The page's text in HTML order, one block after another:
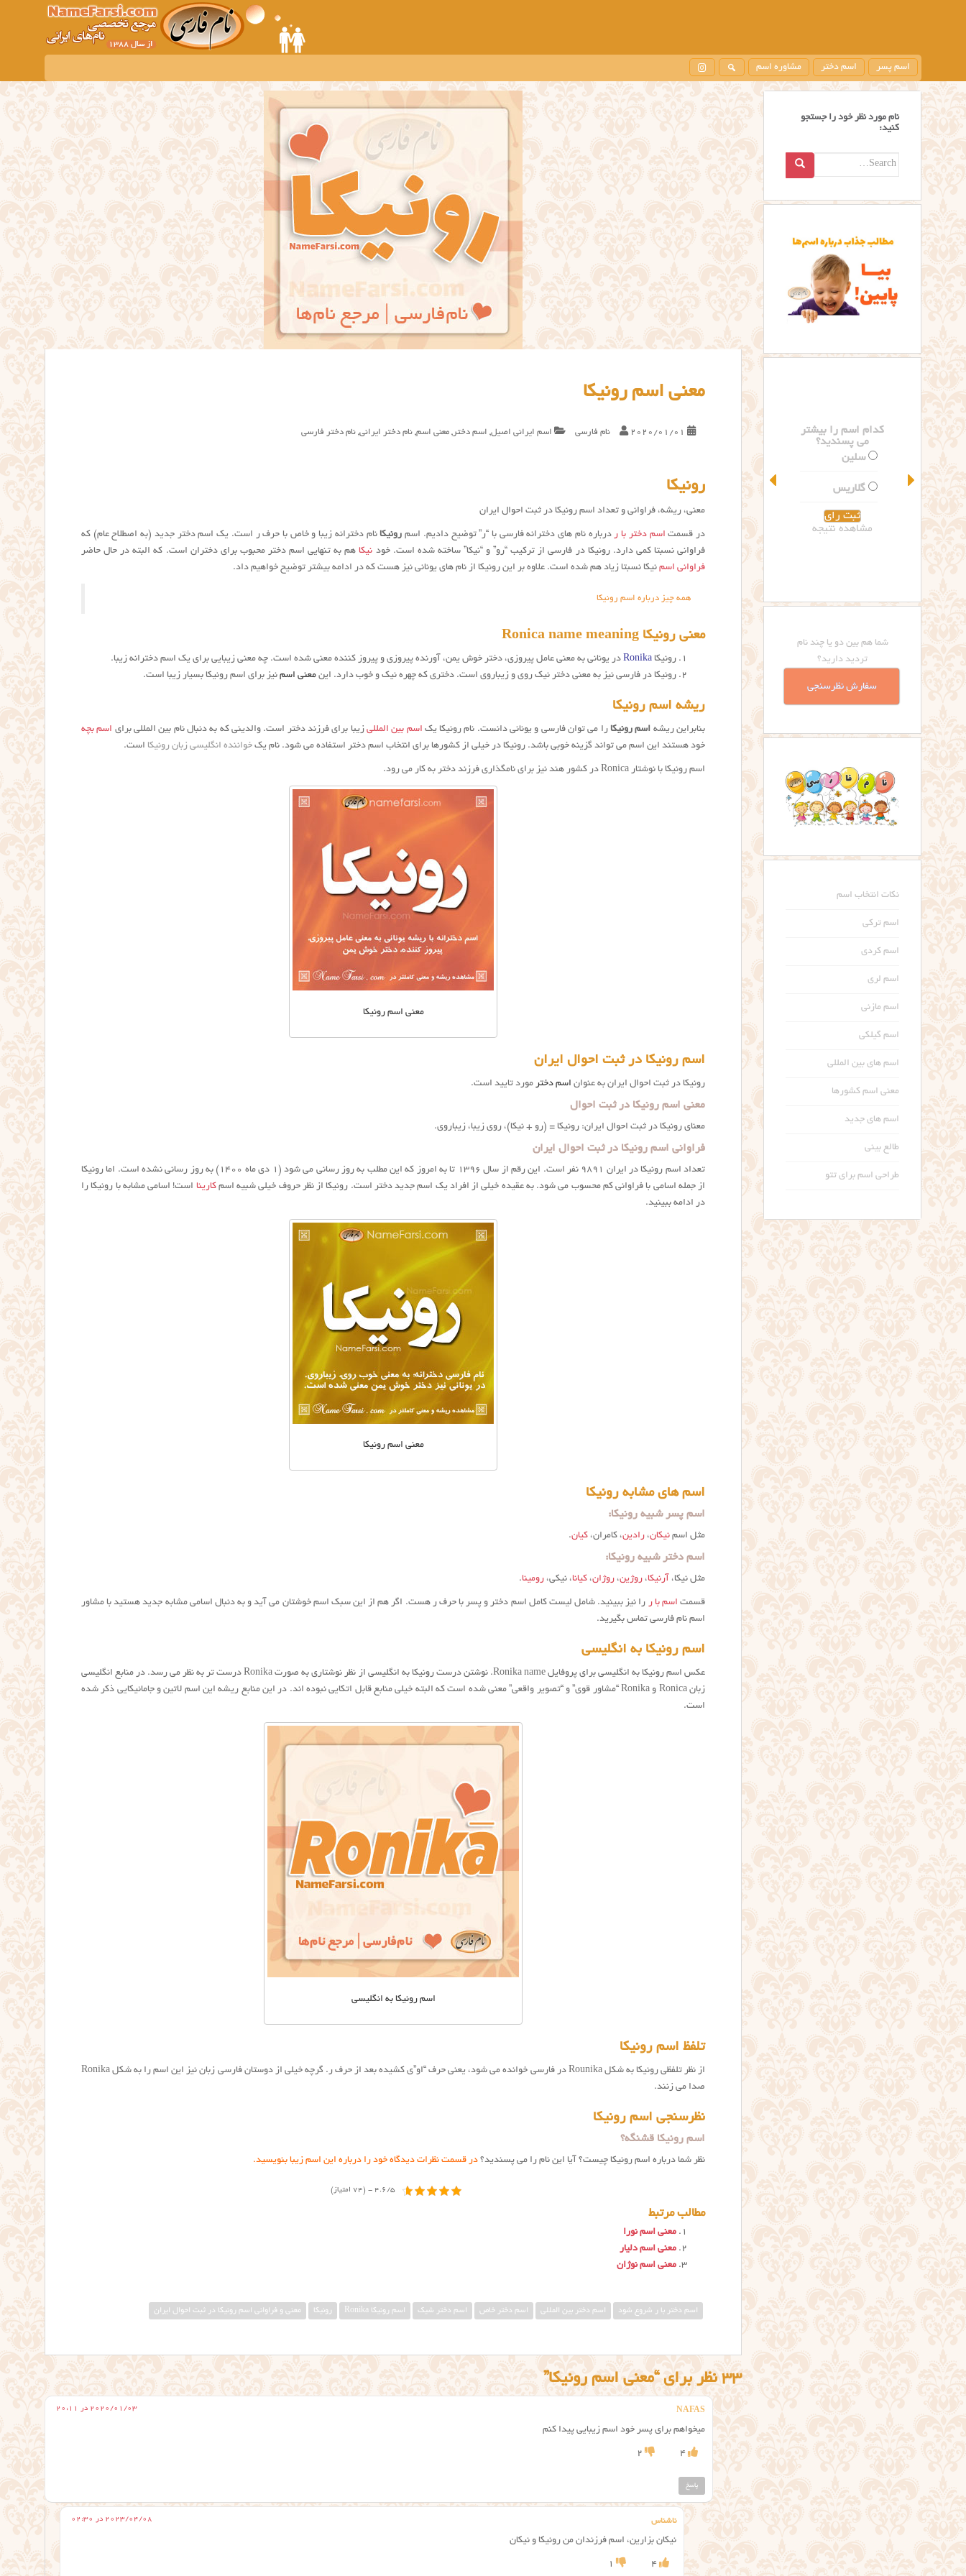
m
i
n
t
e
n
اسم پسر اسم دختر مشاوره اسم
معنی اسم رونیکا
2020/01/01 نام فارسی اسم ایرانی اصیل, اسم دختر , معنی اسم, نام دختر ایرانی, نام دختر فارسی
رونیکا
معنی، ریشه، فراوانی و تعداد اسم رونیکا در ثبت احوال ایران
در قسمت اسم دختر با ر درباره نام های دخترانه فارسی با “ر” توضیح دادیم. اسم رونیکا نام دخترانه زیبا و خاص با حرف ر است. یک اسم دختر جدید (به اصطلاح عام) که
فراوانی نسبتا کمی دارد. رونیکا در فارسی از ترکیب “رو” و “نیکا” ساخته شده است. خود نیکاهم به تنهایی اسم دختر محبوب برای دختران است. که البته در حال حاضر
فراوانی اسم نیکا نسبتا زیاد هم شده است. علاوه بر این رونيكا از نام های یونانی نیز هست که در ادامه بیشتر توضیح خواهیم داد.
همه چیز درباره اسم رونیکا
معنی رونیکا Ronica name meaning
رونیکا Ronika در یونانی به معنی عامل پیروزی، دختر خوش یمن، آورنده پیروزی و پیروز کننده معنی شده است. چه معنی زیبایی برای یک اسم دخترانه زیبا.
رونیکا در فارسی نیز به معنی دختر نیک روی و زیباروی است. دختری که چهره نیک و خوب دارد. این معنی اسم نیز برای اسم رونيكا بسیار زیبا است.
ریشه اسم رونیکا
بنابراین ریشه اسم رونيكا را می توان فارسی و یونانی دانست. نام رونیکا یک اسم بین المللی زیبا برای فرزند دختر است. والدینی که به دنبال نام بین المللی برای اسم بچه
خود هستند این اسم می تواند گزینه خوبی باشد. رونيكا در خیلی از کشورها برای انتخاب اسم دختر استفاده می شود. نام یک خواننده انگلیسی زبان رونیکا است.
اسم رونیکا با نوشتار Ronica در کشور هند نیز برای نامگذاری فرزند دختر به کار می رود.
معنی اسم رونیکا
اسم رونیکا در ثبت احوال ایران
رونیکا در ثبت احوال ایران به عنوان اسم دختر مورد تایید است.
معنی اسم رونیکا در ثبت احوال
معنای رونيكا در ثبت احوال ایران: رونیکا = (رو + نیکا)، روی زیبا، زیباروی.
فراوانی اسم رونیکا در ثبت احوال ایران
تعداد اسم رونیکا در ایران ۹۸۹۱ نفر است. این رقم از سال ۱۳۹۶ تا به امروز که این مطلب به روز رسانی می شود (۱ دی ماه ۱۴۰۰) به روز رسانی نشده است. اما رونیکا
از جمله اسامی با فراوانی کم محسوب می شود. به عقیده خیلی از افراد یک اسم جدید دختر است. رونيكا از نظر حروف خیلی شبیه اسمکارینا است! اسامی مشابه با رونيكا را
در ادامه ببینید.
معنی اسم رونیکا
اسم های مشابه رونیکا
اسم پسر شبیه رونیکا:
مثل اسم نیکان، رادین، کامران، کیان.
اسم دختر شبیه رونیکا:
مثل نیکا، آرنیکا، روژین، روژان، کیانا، نیکی، رومینا.
قسمت اسم با ر را نیز ببینید. شامل لیست کامل اسم دختر و پسر با حرف ر هست. اگر هم از این سبک اسم خوشتان می آید و به دنبال اسامی مشابه جدید هستید با مشاور
اسم نام فارسی تماس بگیرید.
اسم رونیکا به انگلیسی
عکس اسم رونیکا به انگلیسی برای پروفایل Ronika name. نوشتن درست رونیکا به انگلیسی از نظر نوشتاری به صورت Ronika درست تر به نظر می رسد. در منابع انگلیسی
زبان Ronica و Ronika “مشاور قوی” و “تصویر واقعی” معنی شده است که البته خیلی منابع قابل اتکایی نبوده اند. در این منابع ریشه این اسم لاتین و جامائیکایی ذکر شده
است.
اسم رونیکا به انگلیسی
تلفظ اسم رونیکا
از نظر تلفظی رونیکا به شکل Rounika در فارسی خوانده می شود، یعنی حرف “او”ی کشیده بعد از حرف ر. گرچه خیلی از دوستان فارسی زبان نیز این اسم را به شکل Ronika
صدا می زنند.
نظرسنجی اسم رونیکا
اسم رونیکا قشنگه؟
نظر شما درباره اسم رونيكا چیست؟ آیا این نام را می پسندید؟ در قسمت نظرات دیدگاه خود را درباره این اسم زیبا بنویسید.
4.6/5 - (74 امتیاز)
مطالب مرتبط
معنی اسم نورا
معنی اسم دلیار
معنی اسم نوژان
اسم دختر با ر شروع شود اسم دختر بین المللی اسم دختر خاص اسم دختر شیک اسم رونيكا Ronika رونیکا معنی و فراوانی اسم رونیکا در ثبت احوال ایران
33 نظر برای “معنی اسم رونیکا”
NAFAS 2020/01/03 در 20:11
میخواهم برای پسر خود اسم زیبایی پیدا کنم
4
2
پاسخ
ناشناس 2023/04/08 در 02:30
نیکان بزارین، اسم فرزندان من رونیکا و نیکان
4
1
نام مورد نظر خود را جستجو
کنید:
Search
کدام اسم را بیشتر
می پسندید؟
سلین
گلاریس
مشاهده نتیجه
شما هم بین دو یا چند نام
تردید دارید؟
سفارش نظرسنجی
نکات انتخاب اسم
اسم ترکی
اسم کردی
اسم لری
اسم مازنی
اسم گیلکی
اسم های بین المللی
معنی اسم کشورها
اسم های جدید
طالع بینی
طراحی اسم برای تتو